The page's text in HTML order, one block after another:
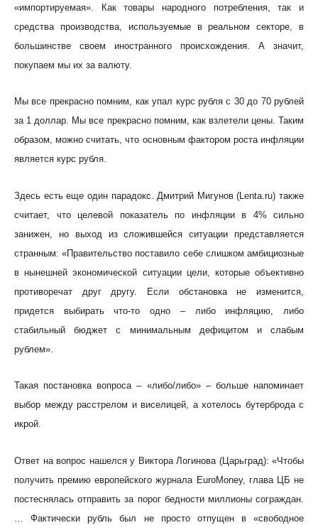
«импортируемая». Как товары народного потребления, так и
средства производства, используемые в реальном секторе, в
большинстве своем иностранного происхождения. А значит,
покупаем мы их за валюту.
Мы все прекрасно помним, как упал курс рубля с 30 до 70 рублей
за 1 доллар. Мы все прекрасно помним, как взлетели цены. Таким
образом, можно считать, что основным фактором роста инфляции
является курс рубля.
Здесь есть еще один парадокс. Дмитрий Мигунов (Lenta.ru) также
считает, что целевой показатель по инфляции в 4% сильно
занижен, но выход из сложившейся ситуации представляется
странным: «Правительство поставило себе слишком амбициозные
в нынешней экономической ситуации цели, которые объективно
противоречат друг другу. Если обстановка не изменится,
придется выбирать что-то одно – либо инфляцию, либо
стабильный бюджет с минимальным дефицитом и слабым
рублем».
Такая постановка вопроса – «либо/либо» – больше напоминает
выбор между расстрелом и виселицей, а хотелось бутерброда с
икрой.
Ответ на вопрос нашелся у Виктора Логинова (Царьград): «Чтобы
получить премию европейского журнала EuroMoney, глава ЦБ не
постеснялась отправить за порог бедности миллионы сограждан.
… Фактически рубль был не просто отпущен в «свободное